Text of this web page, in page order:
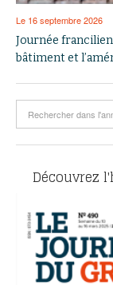
Le 16 septembre 2026
Journée
bâtiment et
Découvrez